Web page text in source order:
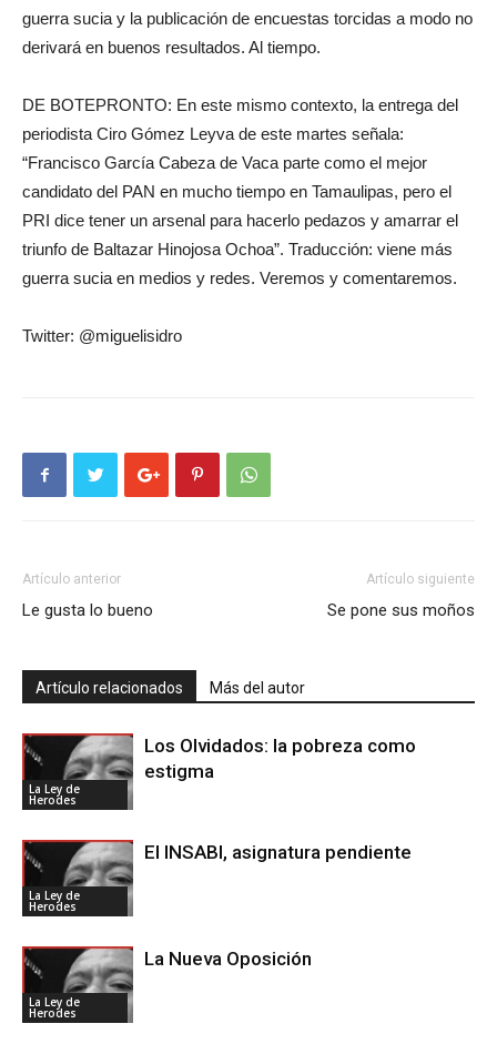
guerra sucia y la publicación de encuestas torcidas a modo no
derivará en buenos resultados. Al tiempo.
DE BOTEPRONTO: En este mismo contexto, la entrega del
periodista Ciro Gómez Leyva de este martes señala:
“Francisco García Cabeza de Vaca parte como el mejor
candidato del PAN en mucho tiempo en Tamaulipas, pero el
PRI dice tener un arsenal para hacerlo pedazos y amarrar el
triunfo de Baltazar Hinojosa Ochoa”. Traducción: viene más
guerra sucia en medios y redes. Veremos y comentaremos.
Twitter: @miguelisidro
Artículo anterior
Le gusta lo bueno
Artículo siguiente
Se pone sus moños
Artículo relacionados Más del autor
La Ley de
Herodes
Los Olvidados: la pobreza como
estigma
La Ley de
Herodes
El INSABI, asignatura pendiente
La Ley de
Herodes
La Nueva Oposición